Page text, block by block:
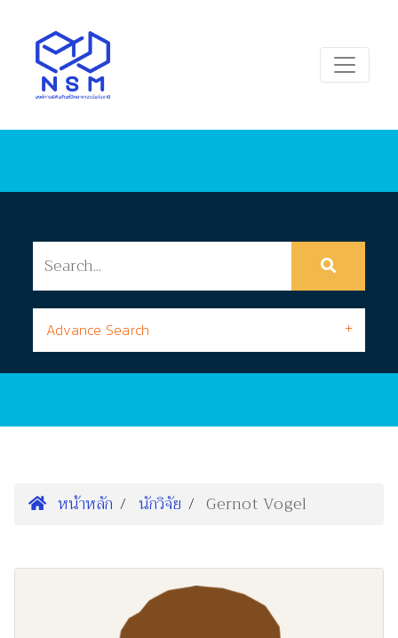
Advance Search
หน้าหลัก นักวิจัย Gernot Vogel